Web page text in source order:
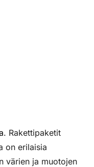
. Rakettipaketit
on erilaisia
värien ja muotojen